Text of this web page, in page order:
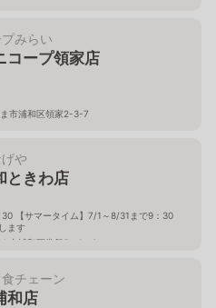
みらい
コープ領家店
市浦和区領家2-3-7
や
ときわ店
【サマータイム】7/1～8/31まで9：30
ます
市浦和区常盤5－1－3
チェーン
和店